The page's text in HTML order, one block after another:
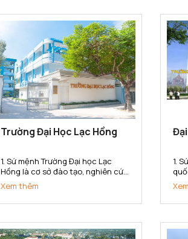
tế trong các lĩnh vực khoa học
gắn
Trường Đại Học Lạc Hồng
1. Sứ mệnh Trường Đại học Lạc
Hồng là cơ sở đào tạo, nghiên cứu
khoa học ứng dụng, chuyển giao
công nghệ đáp ứng nhu cầu xã
hội. Trường cung cấp nguồn nhân
lực và phẩm chất phục vụ sự
nghiệp...
Xem thêm
1.
về
đại